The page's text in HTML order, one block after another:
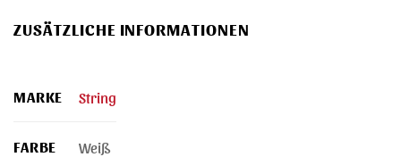
ZUSÄTZLICHE INFORMATIONEN
MARKE String
FARBE Weiß